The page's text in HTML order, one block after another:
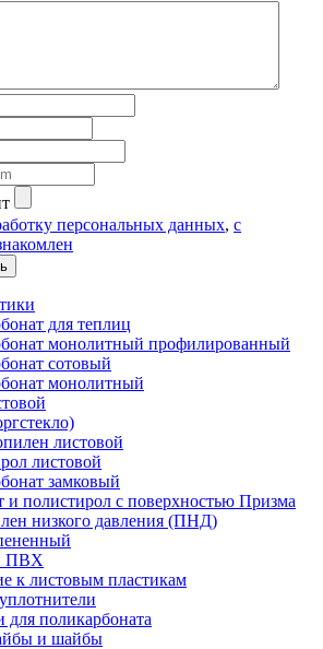
персональных данных, с
для теплиц
монолитный профилированный
сотовый
монолитный
листовой
листовой
замковый
полистирол с поверхностью Призма
низкого давления (ПНД)
ПВХ
к листовым пластикам
поликарбоната
и шайбы